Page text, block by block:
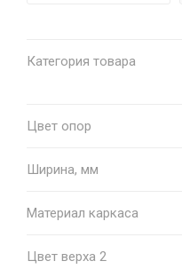
Категория товара
Цвет опор
Ширина, мм
Материал каркаса
Цвет верха 2